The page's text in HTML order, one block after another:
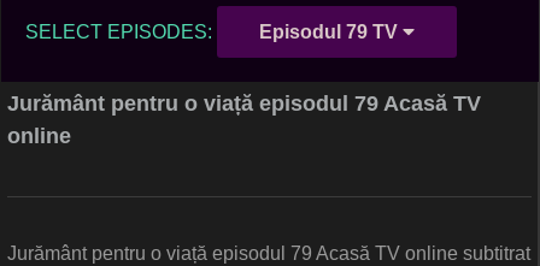
SELECT EPISODES: Episodul 79 TV
Jurământ pentru o viață episodul 79 Acasă TV
online
Jurământ pentru o viață episodul 79 Acasă TV online subtitrat